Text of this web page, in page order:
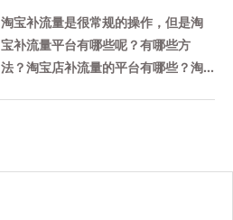
些？有哪些方法补淘宝流量？
淘宝补流量是很常规的操作，但是淘
宝补流量平台有哪些呢？有哪些方
法？淘宝店补流量的平台有哪些？淘